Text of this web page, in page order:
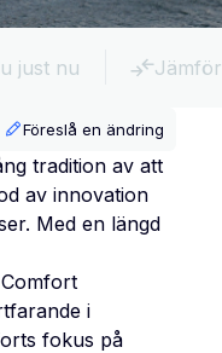
just nu Jämför
Föreslå en ändring
tradition av att
av innovation
Med en längd
i
fokus på